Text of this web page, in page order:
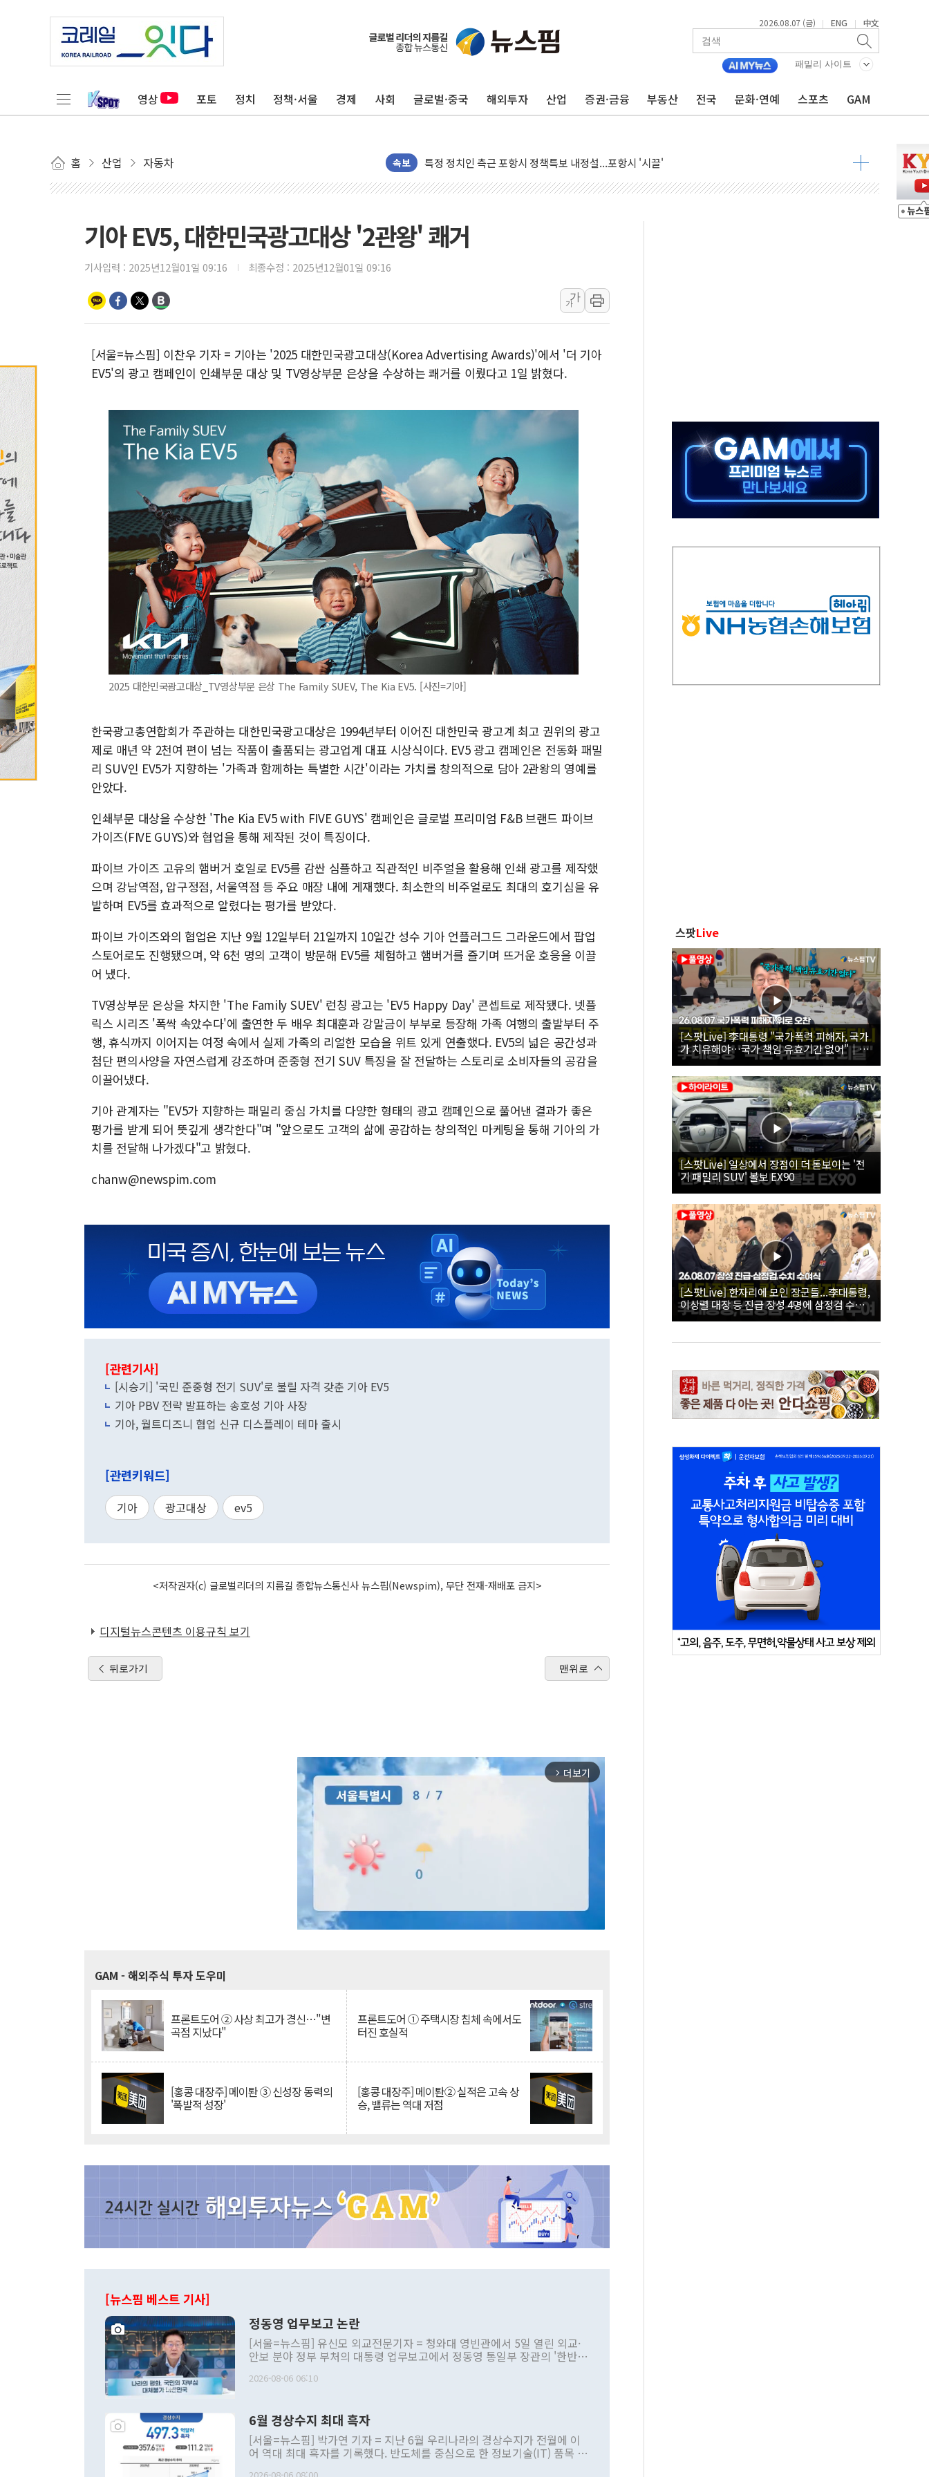
2026.08.07 (금) | ENG | 中文
패밀리 사이트
영상 포토 정치 정책·서울 경제 사회 글로벌·중국 해외투자 산업 증권·금융 부동산 전국 문화·연예 스포츠 GAM
홈 산업 자동차 속보
[종합] 美 7월 고용 2만3000명 감소 '쇼크'…9월 금리 인상 기대 후퇴
[사진] 이슬람 수니파 3개국, 공동방위협정 체결
보훈부, 미 DPAA와 MOU… "6·25 미군 실종자 7359명 끝까지 찾겠다"
트럼프 "금리 내려야"…파월 때와 달리 워시엔 톤 낮춰
李 "해남 태양광, 대한민국 다음 100년 밑거름…수도권 집중 완화 전환점"
李 대통령, '6시간 마라톤 부동산 2차 회의' 주재… "전폭적 공급 확대·속도전 총력"
[사진] 빈살만과 에르도안의 만남
이란와이어 "이란 최고지도자 위독…곧 사망해도 놀랍지 않아"
[인도증시] 중동 불안 속 유가 상승에 소폭 하락...금융주 낙폭 커
황희 '폐버스 청년주택' SNS 글 역풍에 "정부정책 아냐" 해명
폭염 누그러지고 가뭄 숙지나...경북동해안권 8~9일 최대 100mm 호우
사우디·튀르키예·파키스탄, '공동방위협정' 체결… 수니파 국가들의 새 안보 협력 구도
신길동 신축도 3.3㎡당 7250만원…써밋 클라비온 59㎡ 18억원대
[AI 부동산 투데이] 특공 전략도 '극과 극'…생애최초만 경쟁 치열
[코인시황] 비트코인 6만4000달러대 횡보…고래·ETF 매수에도 고유가·금리·입법 지연 '삼중 부담'
기아 EV5, 대한민국광고대상 '2관왕' 쾌거
기사입력 : 2025년12월01일 09:16 최종수정 : 2025년12월01일 09:16
가
가
[서울=뉴스핌] 이찬우 기자 = 기아는 '2025 대한민국광고대상(Korea Advertising Awards)'에서 '더 기아
EV5'의 광고 캠페인이 인쇄부문 대상 및 TV영상부문 은상을 수상하는 쾌거를 이뤘다고 1일 밝혔다.
2025 대한민국광고대상_TV영상부문 은상 The Family SUEV, The Kia EV5. [사진=기아]
한국광고총연합회가 주관하는 대한민국광고대상은 1994년부터 이어진 대한민국 광고계 최고 권위의 광고
제로 매년 약 2천여 편이 넘는 작품이 출품되는 광고업계 대표 시상식이다. EV5 광고 캠페인은 전동화 패밀
리 SUV인 EV5가 지향하는 '가족과 함께하는 특별한 시간'이라는 가치를 창의적으로 담아 2관왕의 영예를
안았다.
인쇄부문 대상을 수상한 'The Kia EV5 with FIVE GUYS' 캠페인은 글로벌 프리미엄 F&B 브랜드 파이브
가이즈(FIVE GUYS)와 협업을 통해 제작된 것이 특징이다.
파이브 가이즈 고유의 햄버거 호일로 EV5를 감싼 심플하고 직관적인 비주얼을 활용해 인쇄 광고를 제작했
으며 강남역점, 압구정점, 서울역점 등 주요 매장 내에 게재했다. 최소한의 비주얼로도 최대의 호기심을 유
발하며 EV5를 효과적으로 알렸다는 평가를 받았다.
파이브 가이즈와의 협업은 지난 9월 12일부터 21일까지 10일간 성수 기아 언플러그드 그라운드에서 팝업
스토어로도 진행됐으며, 약 6천 명의 고객이 방문해 EV5를 체험하고 햄버거를 즐기며 뜨거운 호응을 이끌
어 냈다.
TV영상부문 은상을 차지한 'The Family SUEV' 런칭 광고는 'EV5 Happy Day' 콘셉트로 제작됐다. 넷플
릭스 시리즈 '폭싹 속았수다'에 출연한 두 배우 최대훈과 강말금이 부부로 등장해 가족 여행의 출발부터 주
행, 휴식까지 이어지는 여정 속에서 실제 가족의 리얼한 모습을 위트 있게 연출했다. EV5의 넓은 공간성과
첨단 편의사양을 자연스럽게 강조하며 준중형 전기 SUV 특징을 잘 전달하는 스토리로 소비자들의 공감을
이끌어냈다.
기아 관계자는 "EV5가 지향하는 패밀리 중심 가치를 다양한 형태의 광고 캠페인으로 풀어낸 결과가 좋은
평가를 받게 되어 뜻깊게 생각한다"며 "앞으로도 고객의 삶에 공감하는 창의적인 마케팅을 통해 기아의 가
치를 전달해 나가겠다"고 밝혔다.
chanw@newspim.com
[관련기사]
[시승기] '국민 준중형 전기 SUV'로 불릴 자격 갖춘 기아 EV5
기아 PBV 전략 발표하는 송호성 기아 사장
기아, 월트디즈니 협업 신규 디스플레이 테마 출시
[관련키워드]
기아 광고대상 ev5
<저작권자(c) 글로벌리더의 지름길 종합뉴스통신사 뉴스핌(Newspim), 무단 전재-재배포 금지>
디지털뉴스콘텐츠 이용규칙 보기
뒤로가기 맨위로
arrow_forward_ios 더보기
GAM - 해외주식 투자 도우미
프론트도어 ② 사상 최고가 경신…"변
곡점 지났다"
프론트도어 ① 주택시장 침체 속에서도
터진 호실적
[홍콩 대장주] 메이퇀 ③ 신성장 동력의
'폭발적 성장'
[홍콩 대장주] 메이퇀② 실적은 고속 상
승, 밸류는 역대 저점
[뉴스핌 베스트 기사]
정동영 업무보고 논란
[서울=뉴스핌] 유신모 외교전문기자 = 청와대 영빈관에서 5일 열린 외교·
안보 분야 정부 부처의 대통령 업무보고에서 정동영 통일부 장관의 '한반도
발언 중에는 정부 내 조율을 거치지 않은 사안을 정책으로 추진하겠다고 공
주의적 희망에 근거한 비현실적 구상'이라는 비판을 내놨다. 그동안 정 장
관의 대북 정책 관련 발언이 물의를 빚은 적은 여러 번 있지만 대통령과 유
관 부처 장관이 공개적으로 부정적 입장을 표명한 것은 이례적이다. 정 장
관의 무리한 대북 접근법과 월권을 제어해야 한다는 목소리도 높아지고 있
2026-08-06 06:10
6월 경상수지 최대 흑자
[서울=뉴스핌] 박가연 기자 = 지난 6월 우리나라의 경상수지가 전월에 이
어 역대 최대 흑자를 기록했다. 반도체를 중심으로 한 정보기술(IT) 품목 수
스팟Live
[스팟Live] 李대통령 "국가폭력 피해자, 국가
가 치유해야…국가 책임 유효기간 없어"｜
26.08.07 국가폭력 피해자 위로 오찬
[스팟Live] 일상에서 장점이 더 돋보이는 '전
기 패밀리 SUV' 볼보 EX90
[스팟Live] 한자리에 모인 장군들...李대통령,
이상렬 대장 등 진급 장성 4명에 삼정검 수치
직접 수여｜26.08.07 장성 진급·삼정검 수치